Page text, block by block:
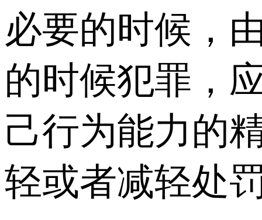
必要的时候，
的时候犯罪，
己行为能力的
轻或者减轻处